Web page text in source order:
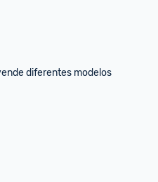
diferentes modelos